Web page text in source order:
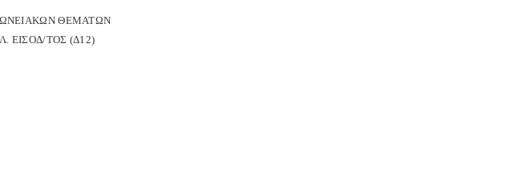
ΘEMΑΤΩΝ
ΕΙΣΟΔ/ΤΟΣ (Δ12)